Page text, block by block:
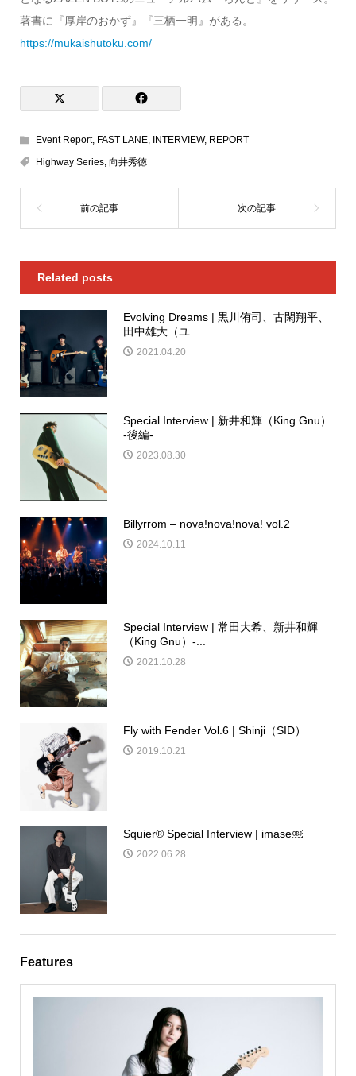
著書に『厚岸のおかず』『三栖一明』がある。
https://mukaishutoku.com/
Event Report, FAST LANE, INTERVIEW, REPORT
Highway Series, 向井秀徳
Related posts
Evolving Dreams | 黒川侑司、古閑翔平、
田中雄大（ユ...
2021.04.20
Special Interview | 新井和輝（King Gnu）
-後編-
2023.08.30
Billyrrom – nova!nova!nova! vol.2
2024.10.11
Special Interview | 常田大希、新井和輝
（King Gnu）-...
2021.10.28
Fly with Fender Vol.6 | Shinji（SID）
2019.10.21
Squier®︎ Special Interview | imase￼
2022.06.28
Features